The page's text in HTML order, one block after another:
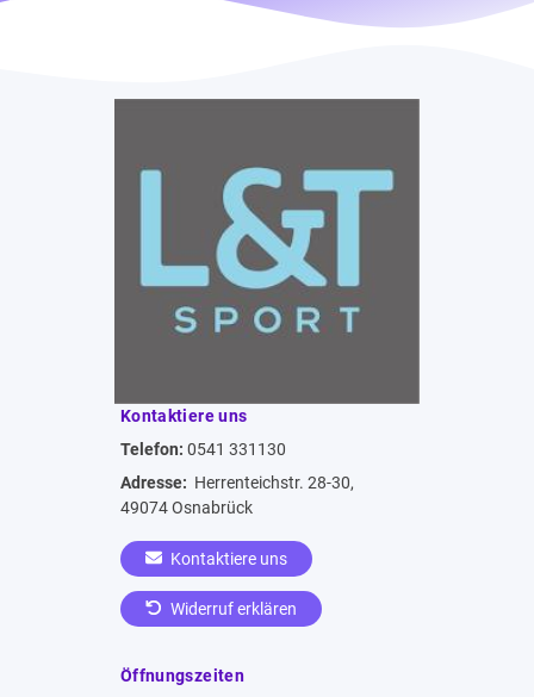
Kontaktiere uns
Telefon: 0541 331130
Adresse: Herrenteichstr. 28-30,
49074 Osnabrück
Kontaktiere uns
Widerruf erklären
Öffnungszeiten